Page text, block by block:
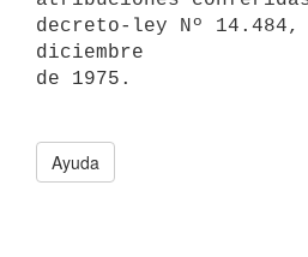
decreto-ley Nº 14.484,
diciembre
de 1975.
Ayuda